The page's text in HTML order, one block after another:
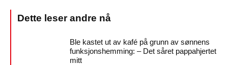
Ble kastet ut av kafé på grunn av sønnens
funksjonshemming: – Det såret pappahjertet
mitt